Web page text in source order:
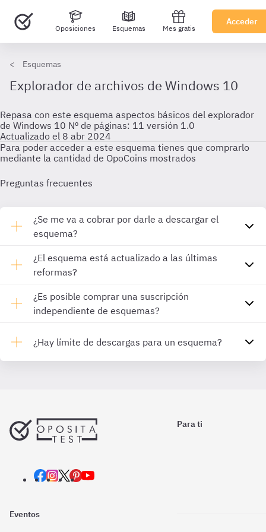
Oposiciones Esquemas Mes gratis
Acceder
Esquemas
Explorador de archivos de Windows 10
Repasa con este esquema aspectos básicos del explorador
de Windows 10 Nº de páginas: 11 versión 1.0
Actualizado el 8 abr 2024
Para poder acceder a este esquema tienes que comprarlo
mediante la cantidad de OpoCoins mostrados
Preguntas frecuentes
¿Se me va a cobrar por darle a descargar el
esquema?
¿El esquema está actualizado a las últimas
reformas?
¿Es posible comprar una suscripción
independiente de esquemas?
¿Hay límite de descargas para un esquema?
Para ti
Eventos